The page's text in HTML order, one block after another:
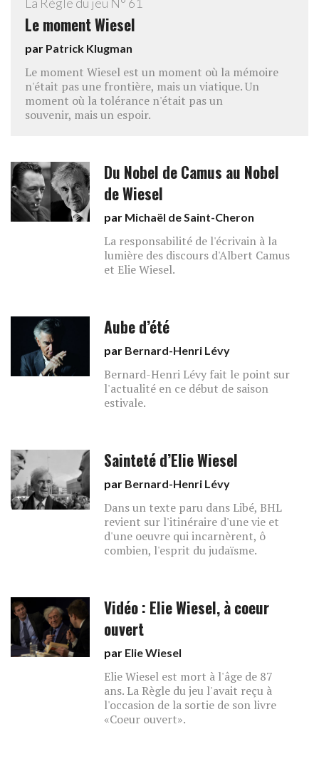
Le moment Wiesel
par Patrick Klugman
Le moment Wiesel est un moment où la mémoire
n'était pas une frontière, mais un viatique. Un
moment où la tolérance n'était pas un
souvenir, mais un espoir.
Du Nobel de Camus au Nobel
de Wiesel
par Michaël de Saint-Cheron
La responsabilité de l'écrivain à la
lumière des discours d'Albert Camus
et Elie Wiesel.
Aube d’été
par Bernard-Henri Lévy
Bernard-Henri Lévy fait le point sur
l'actualité en ce début de saison
estivale.
Sainteté d’Elie Wiesel
par Bernard-Henri Lévy
Dans un texte paru dans Libé, BHL
revient sur l'itinéraire d'une vie et
d'une oeuvre qui incarnèrent, ô
combien, l'esprit du judaïsme.
Vidéo : Elie Wiesel, à coeur
ouvert
par Elie Wiesel
Elie Wiesel est mort à l'âge de 87
ans. La Règle du jeu l'avait reçu à
l'occasion de la sortie de son livre
«Coeur ouvert».